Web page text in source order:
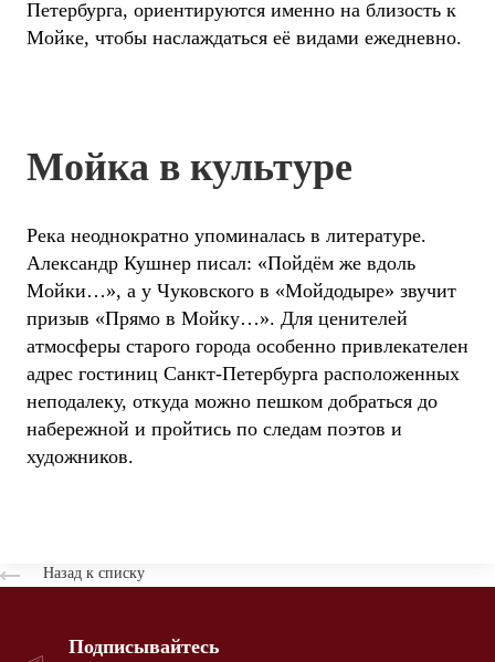
Петербурга, ориентируются именно на близость к
Мойке, чтобы наслаждаться её видами ежедневно.
Мойка в культуре
Река неоднократно упоминалась в литературе.
Александр Кушнер писал: «Пойдём же вдоль
Мойки…», а у Чуковского в «Мойдодыре» звучит
призыв «Прямо в Мойку…». Для ценителей
атмосферы старого города особенно привлекателен
адрес гостиниц Санкт-Петербурга расположенных
неподалеку, откуда можно пешком добраться до
набережной и пройтись по следам поэтов и
художников.
Назад к списку
Подписывайтесь